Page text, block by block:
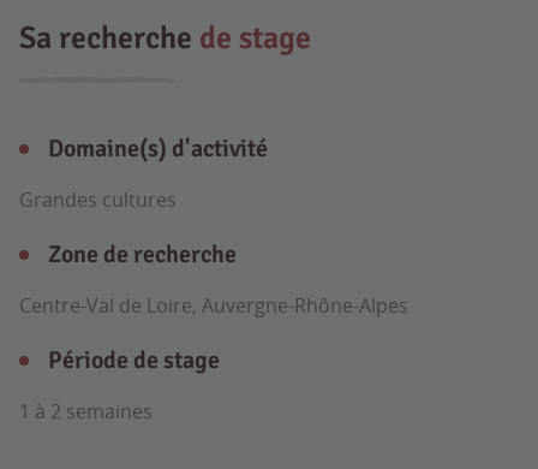
Sa recherche de stage
Domaine(s) d'activité
Grandes cultures
Zone de recherche
Centre-Val de Loire, Auvergne-Rhône-Alpes
Période de stage
1 à 2 semaines